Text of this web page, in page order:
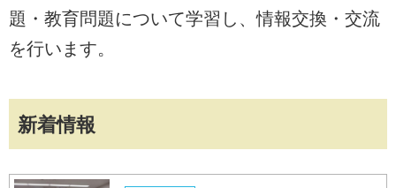
題・教育問題について学習し、情報交換・交流
を行います。
新着情報